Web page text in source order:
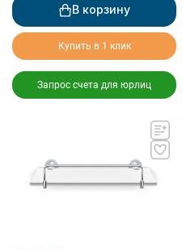
В корзину
Купить в 1 клик
Запрос счета для юрлиц